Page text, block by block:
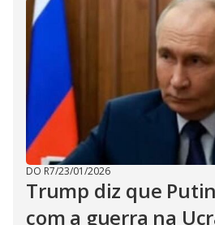
DO R7/23/01/2026
Trump diz que
com a guerra na